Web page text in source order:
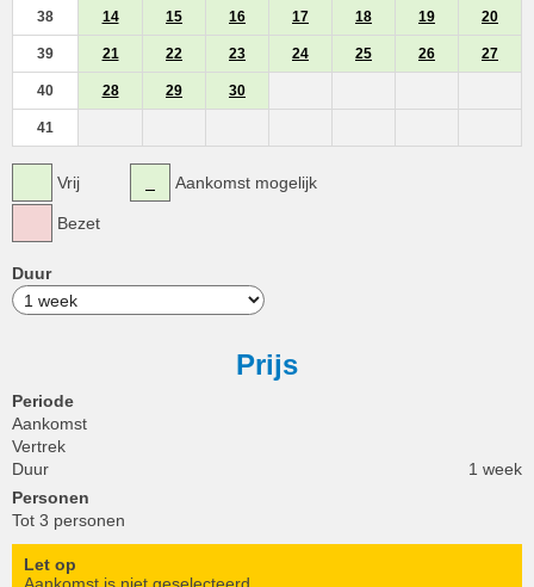
38 14 15 16 17 18 19 20
39 21 22 23 24 25 26 27
40 28 29 30
41
Vrij
Bezet
Aankomst mogelijk
Duur
Prijs
Periode
Aankomst
Vertrek
Duur
1 week
Personen
Tot 3 personen
Let op